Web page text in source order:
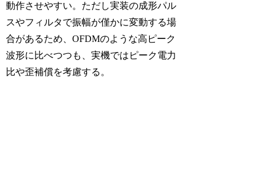
動作させやすい。ただし実装の成形パル
スやフィルタで振幅が僅かに変動する場
合があるため、OFDMのような高ピーク
波形に比べつつも、実機ではピーク電力
比や歪補償を考慮する。